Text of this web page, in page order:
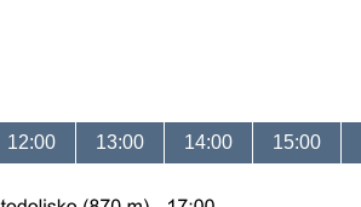
12:00 13:00 14:00 15:00